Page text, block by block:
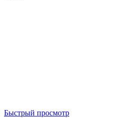
Быстрый просмотр